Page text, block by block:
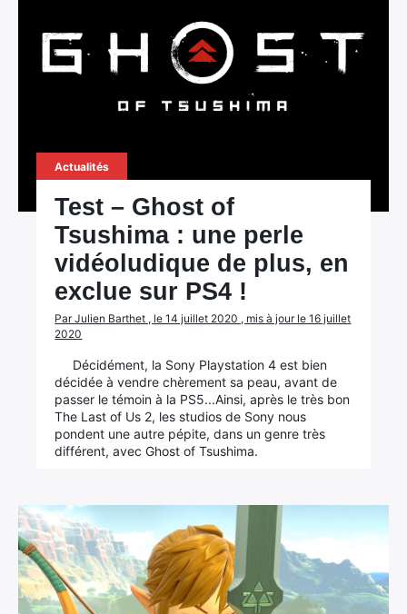
Actualités
Test – Ghost of
Tsushima : une perle
vidéoludique de plus, en
exclue sur PS4 !
Par Julien Barthet , le 14 juillet 2020 , mis à jour le 16 juillet
2020
Décidément, la Sony Playstation 4 est bien
décidée à vendre chèrement sa peau, avant de
passer le témoin à la PS5...Ainsi, après le très bon
The Last of Us 2, les studios de Sony nous
pondent une autre pépite, dans un genre très
différent, avec Ghost of Tsushima.